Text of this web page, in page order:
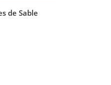
de Sable